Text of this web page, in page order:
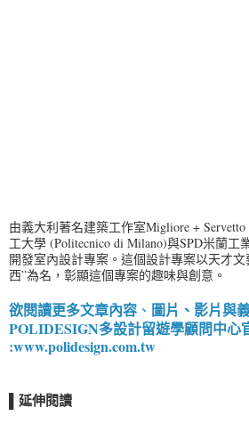
由義大利著名建築工作室Migliore +
工大學 (Politecnico di Milano)與SPD米蘭工
開發室內設計專案。這個設計專案以天才
西”為名，彰顯這個專案的趣味與創意。
欲閱讀更多文章內容 、 圖片、影片與
POLIDESIGN多設計留遊學顧問中心
:www.polidesign.com.tw
延伸閱讀